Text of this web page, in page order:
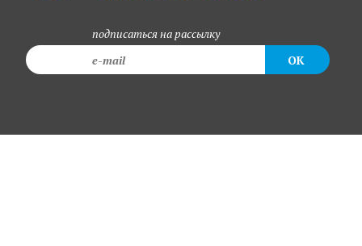
подписаться на рассылку